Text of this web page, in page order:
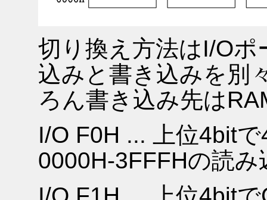
切り換え方法はI/O
込みと書き込みを別
ろん書き込み先は
I/O F0H ... 上位4bit
0000H-3FFFHの読